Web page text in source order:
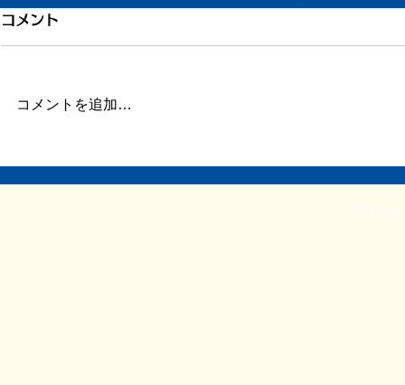
もう一度ちからを
ん。 ただ自宅に戻り、療養して
なと会ったりする力を取り戻せま
くべきなの
コメント
コメントを追加…